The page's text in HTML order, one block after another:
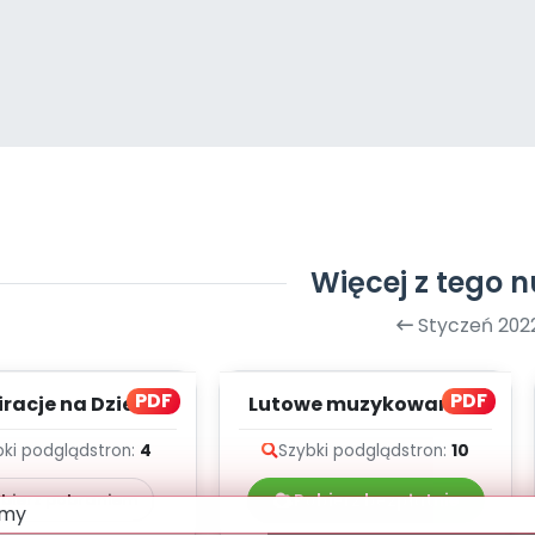
Więcej z tego
Styczeń
PDF
na Dzień
(PD)
podglądstron: 4
pobraniem
PDF
Lutowe muzykowanie -
Szybki podglądstron: 10
Pobierz bezpłatnie